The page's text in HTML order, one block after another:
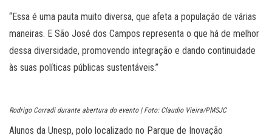
“Essa é uma pauta muito diversa, que afeta a população de várias
maneiras. E São José dos Campos representa o que há de melhor
dessa diversidade, promovendo integração e dando continuidade
às suas políticas públicas sustentáveis.”
Rodrigo Corradi durante abertura do evento | Foto: Claudio Vieira/PMSJC
Alunos da Unesp, polo localizado no Parque de Inovação